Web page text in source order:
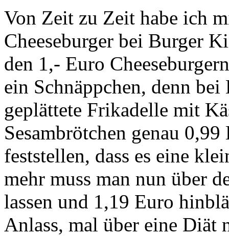
Von Zeit zu Zeit habe ich
Cheeseburger bei Burger
den 1,- Euro
ein Schnäppchen, denn
geplättete Frikadelle mit
Sesambrötchen genau
feststellen, dass es eine
mehr muss man nun über
lassen und 1,19 Euro
Anlass, mal über eine Diät